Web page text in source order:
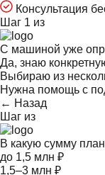
Консультация
Шаг 1 из
С машиной уже
Да, знаю
Выбираю из
Нужна помощь с
← Назад
Шаг из
В какую сумму
до 1,5 млн ₽
1,5–3 млн ₽